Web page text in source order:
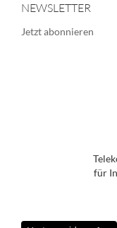
NEWSLETTER
Jetzt abonnieren
für